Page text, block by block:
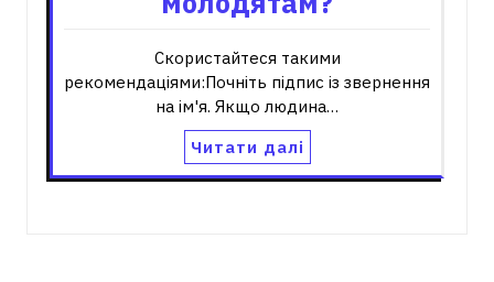
Скористайтеся такими
рекомендаціями:Почніть підпис із звернення
на ім'я. Якщо людина…
Читати далі